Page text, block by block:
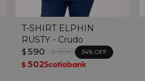
T-SHIRT ELPHIN
RUSTY - Crudo
$ 590 $ 890 34
$ 502